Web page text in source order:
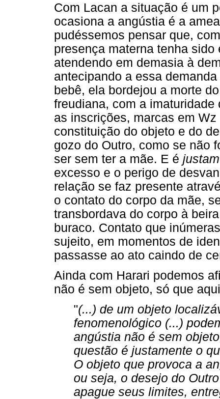
Com Lacan a situação é um
ocasiona a angústia é a
pudéssemos pensar que,
presença materna tenha
atendendo em demasia à
antecipando a essa
bebê, ela bordejou a morte
freudiana, com a
as inscrições, marcas em
constituição do objeto e do
gozo do Outro, como se não
ser sem ter a mãe. E é
excesso e o perigo de
relação se faz presente
o contato do corpo da mãe,
transbordava do corpo à
buraco. Contato que
sujeito, em momentos de
passasse ao ato caindo de
Ainda com Harari podemos
não é sem objeto, só que
"(...) de um objeto
fenomenológico (...)
angústia não é sem
questão é justamente o
O objeto que provoca a
ou seja, o desejo do
apague seus limites,